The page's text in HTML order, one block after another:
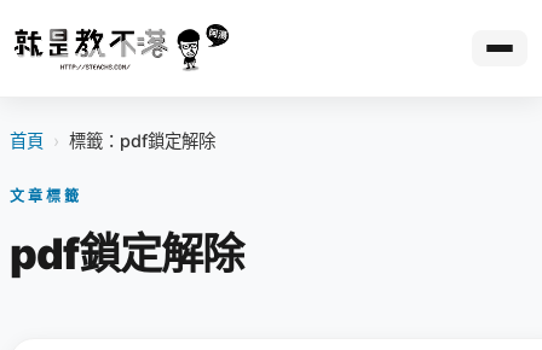
首頁 › 標籤：pdf鎖定解除
文章標籤
pdf鎖定解除